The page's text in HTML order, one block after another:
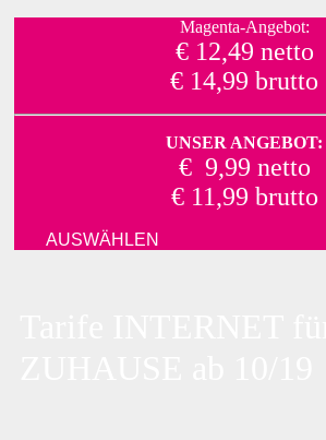
Magenta-Angebot:
€ 12,49 netto
€ 14,99 brutto
UNSER ANGEBOT:
€ 9,99 netto
€ 11,99 brutto
AUSWÄHLEN